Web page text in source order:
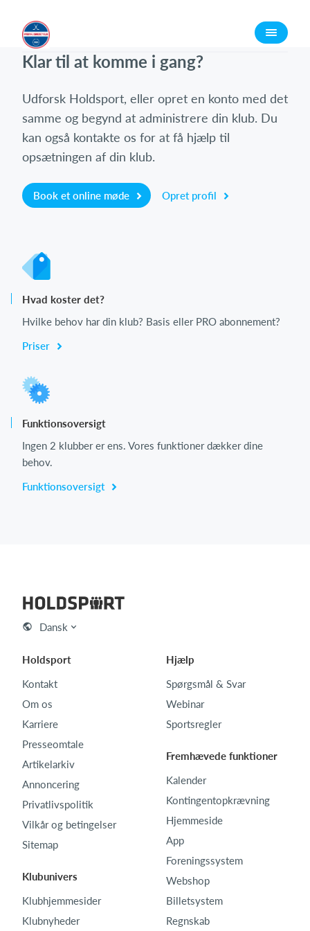
Klar til at komme i gang?
Udforsk Holdsport, eller opret en konto med det
samme og begynd at administrere din klub. Du
kan også kontakte os for at få hjælp til
opsætningen af din klub.
Book et online møde Opret profil
Hvad koster det?
Hvilke behov har din klub? Basis eller PRO abonnement?
Priser
Funktionsoversigt
Ingen 2 klubber er ens. Vores funktioner dækker dine
behov.
Funktionsoversigt
Dansk
Holdsport
Kontakt
Om os
Karriere
Presseomtale
Artikelarkiv
Annoncering
Privatlivspolitik
Vilkår og betingelser
Sitemap
Klubunivers
Klubhjemmesider
Klubnyheder
Hjælp
Spørgsmål & Svar
Webinar
Sportsregler
Fremhævede funktioner
Kalender
Kontingentopkrævning
Hjemmeside
App
Foreningssystem
Webshop
Billetsystem
Regnskab